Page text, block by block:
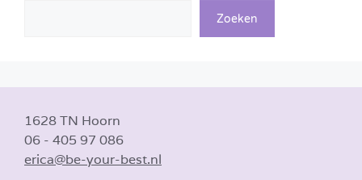
Zoeken
1628 TN Hoorn
06 - 405 97 086
erica@be-your-best.nl